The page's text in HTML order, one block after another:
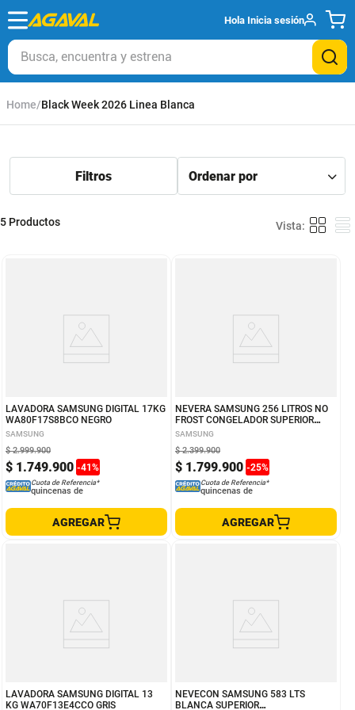
Hola Inicia sesión
Busca, encuentra y estrena
Black Week 2026 Linea Blanca
5 Productos
LAVADORA SAMSUNG DIGITAL 17KG
WA80F17S8BCO NEGRO
SAMSUNG
$ 1.749.900 -41%
$ 2.999.900
Cuota de Referencia*
quincenas de
AGREGAR
NEVERA SAMSUNG 256 LITROS NO
FROST CONGELADOR SUPERIOR
RT25FARADS8/CO GRIS CLARO
SAMSUNG
$ 1.799.900 -25%
$ 2.399.900
Cuota de Referencia*
quincenas de
AGREGAR
LAVADORA SAMSUNG DIGITAL 13
KG WA70F13E4CCO GRIS
NEVECON SAMSUNG 583 LTS
BLANCA SUPERIOR